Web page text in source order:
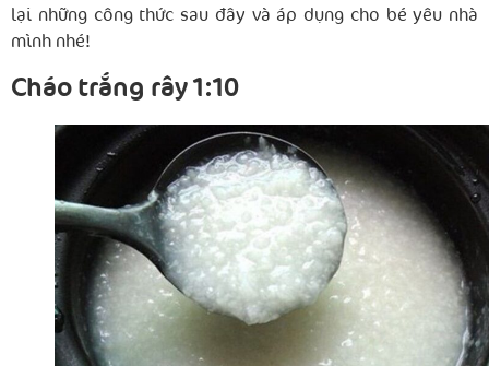
lại những công thức sau đây và áp dụng cho bé yêu nhà
mình nhé!
Cháo trắng rây 1:10